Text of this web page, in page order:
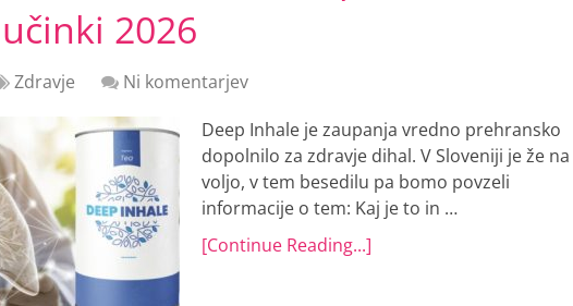
2026
Zdravje
Ni komentarjev
Deep Inhale je zaupanja vredno prehransko
dopolnilo za zdravje dihal. V Sloveniji je že na
voljo, v tem besedilu pa bomo povzeli
informacije o tem: Kaj je to in …
[Continue Reading...]